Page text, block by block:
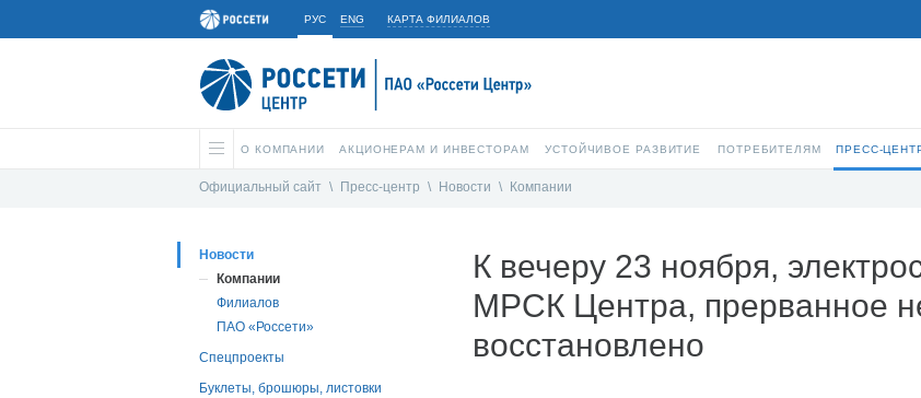
РУС ENG КАРТА ФИЛИАЛОВ
О КОМПАНИИ АКЦИОНЕРАМ И ИНВЕСТОРАМ УСТОЙЧИВОЕ РАЗВИТИЕ ПОТРЕБИТЕЛЯМ ПРЕСС-
Официальный сайт \ Пресс-центр \ Новости \ Компании
Новости
Компании
Филиалов
ПАО «Россети»
Спецпроекты
Буклеты, брошюры, листовки
К вечеру 23 ноября,
МРСК Центра, прерванное
восстановлено